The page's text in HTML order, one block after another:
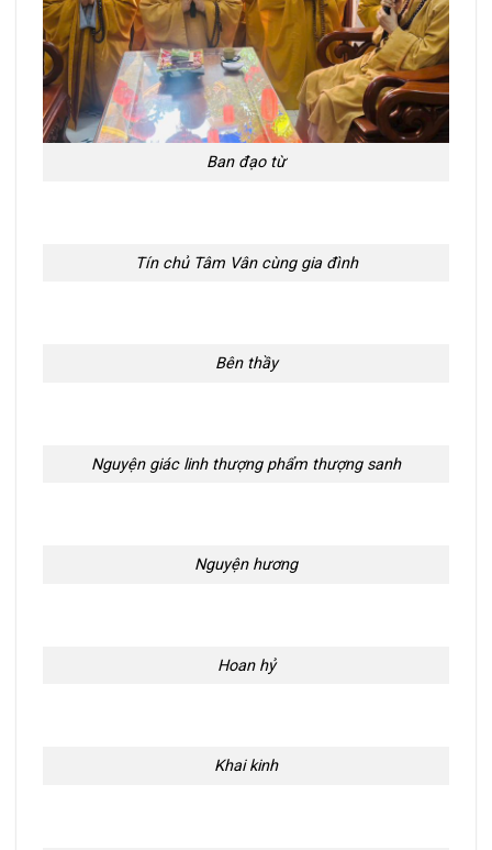
Ban đạo từ
Tín chủ Tâm Vân cùng gia đình
Bên thầy
Nguyện giác linh thượng phẩm thượng sanh
Nguyện hương
Hoan hỷ
Khai kinh